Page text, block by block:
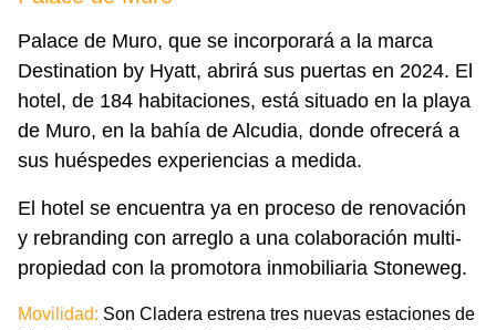
Palace de Muro, que se incorporará a la marca
Destination by Hyatt, abrirá sus puertas en 2024. El
hotel, de 184 habitaciones, está situado en la playa
de Muro, en la bahía de Alcudia, donde ofrecerá a
sus huéspedes experiencias a medida.
El hotel se encuentra ya en proceso de renovación
y rebranding con arreglo a una colaboración multi-
propiedad con la promotora inmobiliaria Stoneweg.
Movilidad: Son Cladera estrena tres nuevas estaciones de